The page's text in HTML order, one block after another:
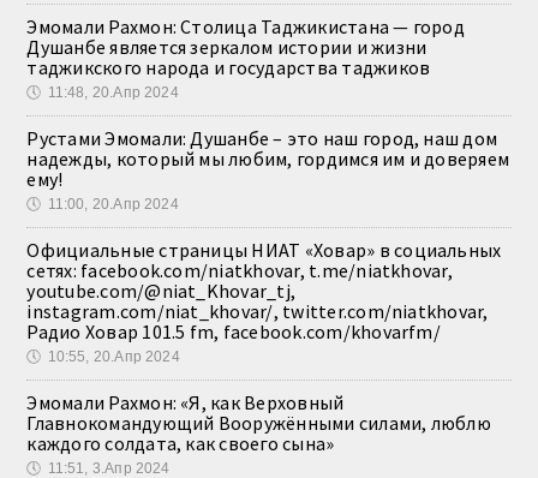
Эмомали Рахмон: Столица Таджикистана — город
Душанбе является зеркалом истории и жизни
таджикского народа и государства таджиков
🕔 11:48, 20.Апр 2024
Рустами Эмомали: Душанбе – это наш город, наш дом
надежды, который мы любим, гордимся им и доверяем
ему!
🕔 11:00, 20.Апр 2024
Официальные страницы НИАТ «Ховар» в социальных
сетях: facebook.com/niatkhovar, t.me/niatkhovar,
youtube.com/@niat_Khovar_tj,
instagram.com/niat_khovar/, twitter.com/niatkhovar,
Радио Ховар 101.5 fm, facebook.com/khovarfm/
🕔 10:55, 20.Апр 2024
Эмомали Рахмон: «Я, как Верховный
Главнокомандующий Вооружёнными силами, люблю
каждого солдата, как своего сына»
🕔 11:51, 3.Апр 2024